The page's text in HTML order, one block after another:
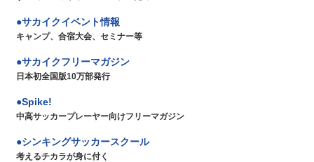
サカイクイベント情報
キャンプ、合宿大会、セミナー等
サカイクフリーマガジン
日本初全国版10万部発行
Spike!
中高サッカープレーヤー向けフリーマガジン
シンキングサッカースクール
考えるチカラが身に付く